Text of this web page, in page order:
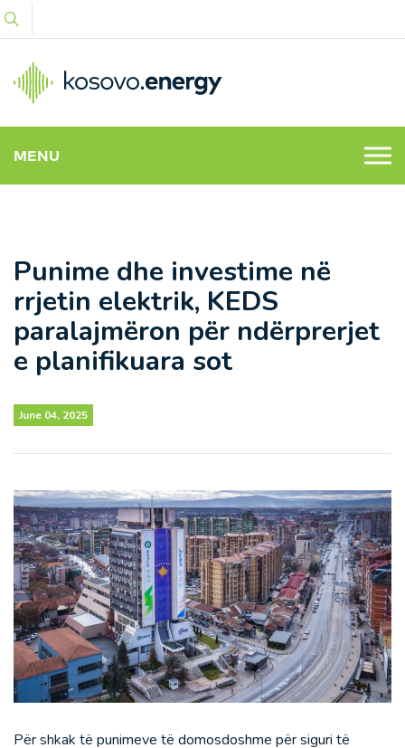
MENU
Punime dhe investime në
rrjetin elektrik, KEDS
paralajmëron për ndërprerjet
e planifikuara sot
June 04, 2025
Për shkak të punimeve të domosdoshme për siguri të